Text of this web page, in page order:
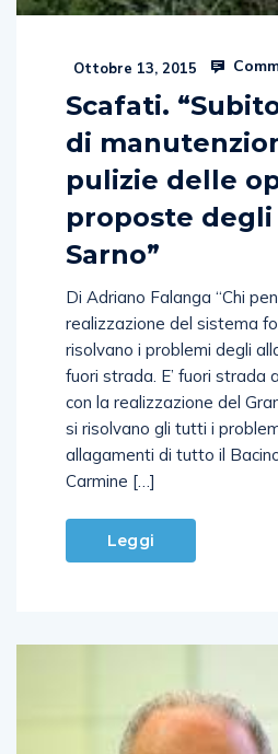
Ottobre 13, 2015
Scafati.
di
pulizie delle
proposte degli
Sarno”
Di Adriano Falanga “Chi
realizzazione del sistema
risolvano i problemi degli
fuori strada. E’ fuori strada
con la realizzazione del
si risolvano gli tutti i
allagamenti di tutto il
Carmine […]
Leggi